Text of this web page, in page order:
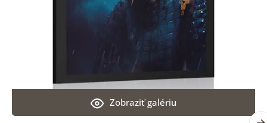
Zobraziť galériu